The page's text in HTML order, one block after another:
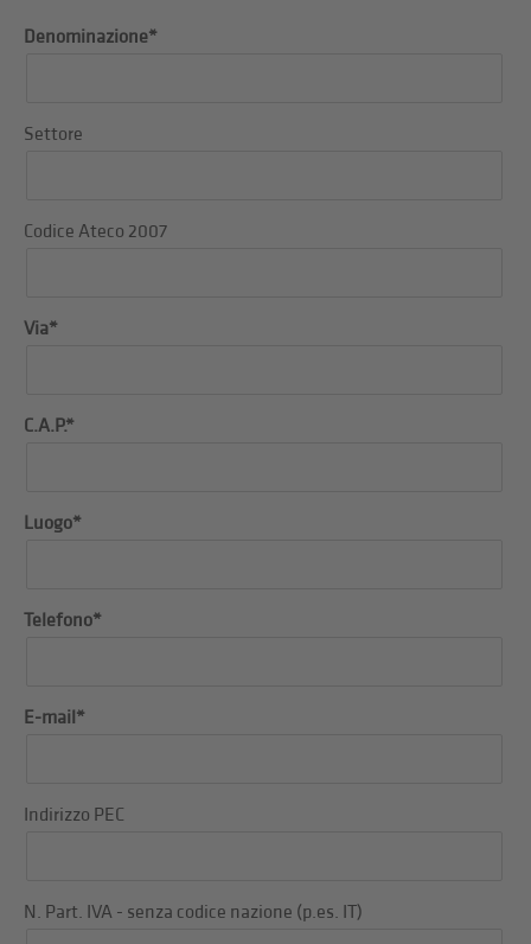
Denominazione*
Settore
Codice Ateco 2007
Via*
C.A.P.*
Luogo*
Telefono*
E-mail*
Indirizzo PEC
N. Part. IVA - senza codice nazione (p.es. IT)